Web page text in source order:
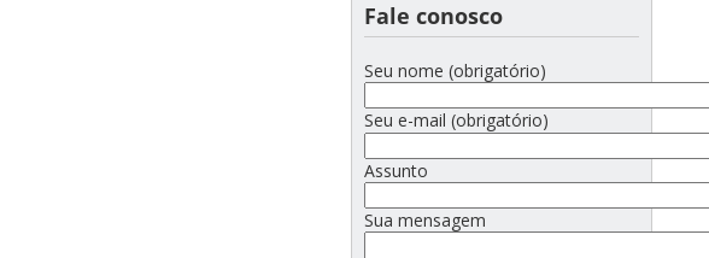
Fale conosco
Seu nome (obrigatório)
Seu e-mail (obrigatório)
Assunto
Sua mensagem